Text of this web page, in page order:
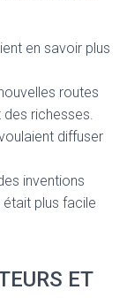
en savoir plus
routes
des richesses.
diffuser
inventions
plus facile
ET